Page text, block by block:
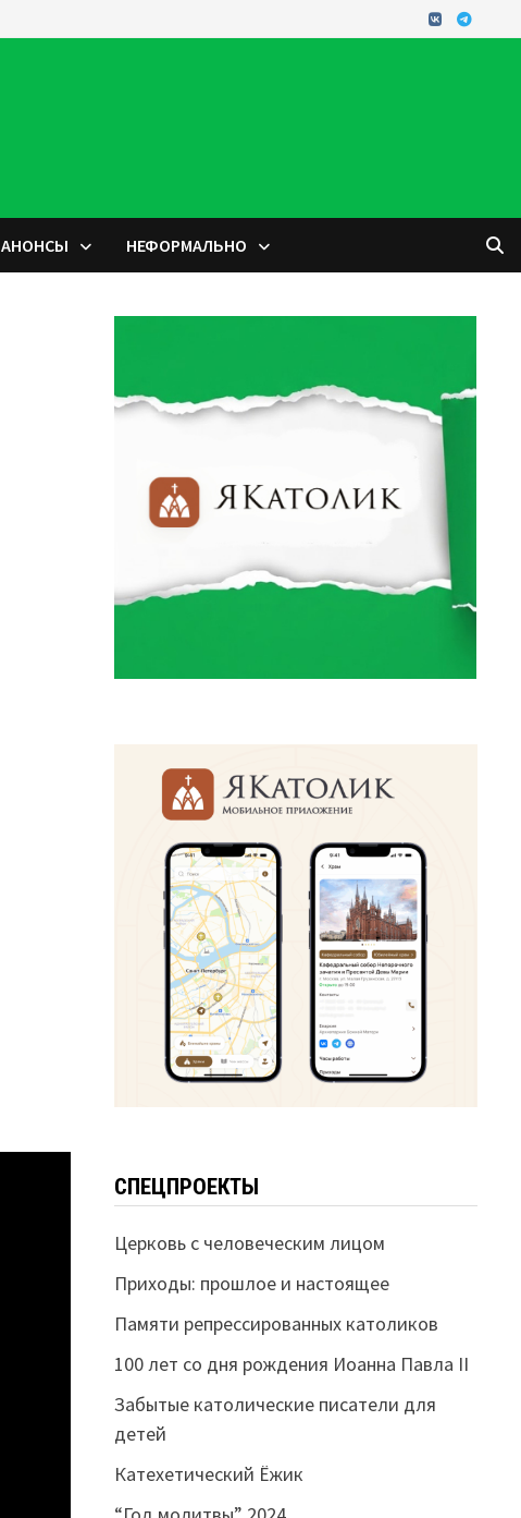
АНОНСЫ НЕФОРМАЛЬНО
СПЕЦПРОЕКТЫ
Церковь с человеческим лицом
Приходы: прошлое и настоящее
Памяти репрессированных католиков
100 лет со дня рождения Иоанна Павла II
Забытые католические писатели для
детей
Катехетический Ёжик